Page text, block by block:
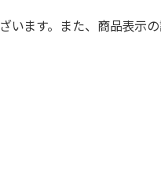
ます。また、商品表示